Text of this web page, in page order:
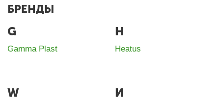
БРЕНДЫ
G
Gamma Plast
H
Heatus
W И